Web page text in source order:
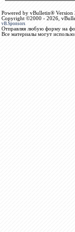
Powered by vBulletin® Version
Copyright ©2000 - 2026,
vB.Sponsors
Отправляя любую форму на
Все материалы могут